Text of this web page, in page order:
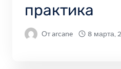
практика
Отarcane 8 марта,